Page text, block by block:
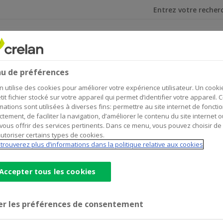
Je cherche
investir
05
Programme - 2020-06-
(EN)(pdf)
de préférences
utilise des cookies pour améliorer votre expérience utilisateur. Un
fichier stocké sur votre appareil qui permet d’identifier votre appareil.
sont utilisées à diverses fins: permettre au site internet de
de faciliter la navigation, d’améliorer le contenu du site internet
offrir des services pertinents. Dans ce menu, vous pouvez choisir de
certains types de cookies.
plus d’informations dans la politique relative aux cookies
tous les cookies
les préférences de consentement